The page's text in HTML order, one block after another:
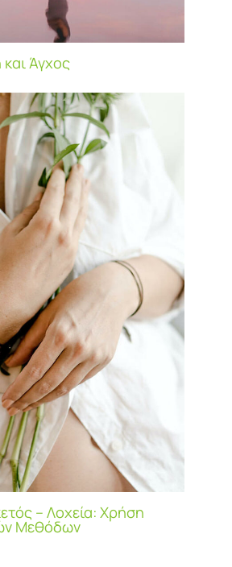
Άγχος
– Λοχεία: Χρήση
Μεθόδων